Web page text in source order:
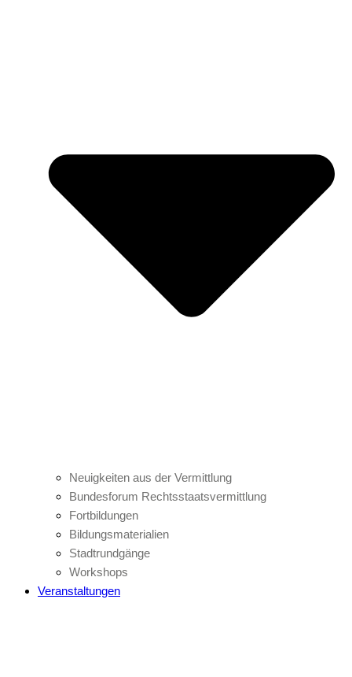
Neuigkeiten aus der Vermittlung
Bundesforum Rechtsstaatsvermittlung
Fortbildungen
Bildungsmaterialien
Stadtrundgänge
Workshops
Veranstaltungen